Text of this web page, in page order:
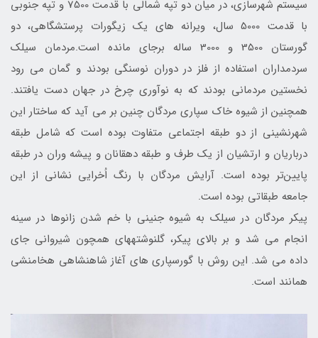
سیستم شهرسازی، در میان دو تپه شمالی با قدمت 7500 و تپه جنوبی
با قدمت 5000 سال، ویرانه های یک زیگورات پرستشگاهی، دو
گورستان 3500 و 3000 ساله برجای مانده است.مردمان سیلک
سردمداران استفاده از فلز در دوران نوسنگی بودند و گمان می رود
نخستین مردمانی بودند که به نوآوری چرخ در جهان دست یافتند.
همچنین از شیوه خاک سپاری مردگان چنین بر می آید که ساختار این
شهرنشینی از دو طبقه اجتماعی متفاوت بوده است که شامل طبقه
درباریان و ارتشیان از یک طرف و طبقه دهقانان و پیشه وران در طبقه
پایین‌تر بوده است. آرایش مردگان با رنگ اُخرایی نشانی از این
جامعه طبقاتی بوده است.
پیکر مردگان در سیلک به شیوه جنینی با خم شدن زانوها در سینه
انجام می شد و بر بالای پیکر، گل‎نوشته‎های همچون شیروانی جای
داده می شد. این روش با گورسپاری های آغاز شاهنشاهی هخامنشی
همانند است.